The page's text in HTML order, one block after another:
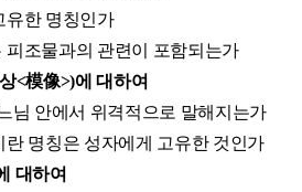
유한 명칭인가
피조물과의 관련이 포함되는가
<模像>)에 대하여
님 안에서 위격적으로 말해지는가
란 명칭은 성자에게 고유한 것인가
대하여